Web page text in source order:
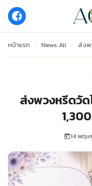
หน้าแรก › News All › ส่งพ
ส่งพวงหรีดวัด
14 พฤ